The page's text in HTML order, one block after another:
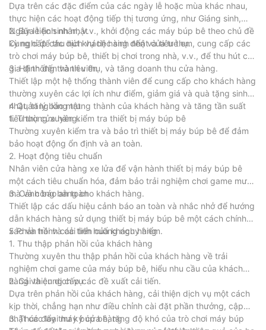
Dựa trên các đặc điểm của các ngày lễ hoặc mùa khác nhau,
thực hiện các hoạt động tiếp thị tương ứng, như Giáng sinh,
Ngày lễ tình nhân, v.v., khởi động các máy búp bê theo chủ đề
kỳ nghỉ để thu hút khách hàng đến và tiêu thụ.
2. Bữa tiệc sinh nhật
Cung cấp các dịch vụ tiệc sinh nhật của trẻ em, cung cấp các
trò chơi máy búp bê, thiết bị chơi trong nhà, v.v., để thu hút các
gia đình đến và tiêu thụ, và tăng doanh thu cửa hàng.
3. Hệ thống thành viên
Thiết lập một hệ thống thành viên để cung cấp cho khách hàng
thường xuyên các lợi ích như điểm, giảm giá và quà tặng sinh
nhật, tăng lòng trung thành của khách hàng và tăng tần suất
tiêu thụ cửa hàng.
4 Quản lý bảo mật
1. Thường xuyên kiểm tra thiết bị máy búp bê
Thường xuyên kiểm tra và bảo trì thiết bị máy búp bê để đảm
bảo hoạt động ổn định và an toàn.
2. Hoạt động tiêu chuẩn
Nhân viên cửa hàng xe lửa để vận hành thiết bị máy búp bê
một cách tiêu chuẩn hóa, đảm bảo trải nghiệm chơi game mượt
mà và công bằng cho khách hàng.
3. Cảnh báo an toàn
Thiết lập các dấu hiệu cảnh báo an toàn và nhắc nhở để hướng
dẫn khách hàng sử dụng thiết bị máy búp bê một cách chính
xác và tránh các tình huống nguy hiểm.
5 Phản hồi và cải tiến của khách hàng
1. Thu thập phản hồi của khách hàng
Thường xuyên thu thập phản hồi của khách hàng về trải
nghiệm chơi game của máy búp bê, hiểu nhu cầu của khách
hàng và cung cấp các đề xuất cải tiến.
2. Cải thiện dịch vụ
Dựa trên phản hồi của khách hàng, cải thiện dịch vụ một cách
kịp thời, chẳng hạn như điều chỉnh cài đặt phần thưởng, cập
nhật các loại máy búp bê, tăng độ khó của trò chơi máy búp
3. Thúc đẩy thư ký cửa hàng